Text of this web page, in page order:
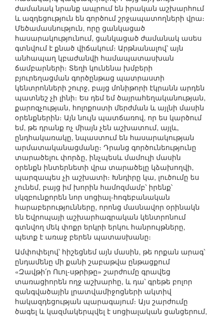
ժամանակ նրանք ապրում են իրական աշխարհում
և ազդեցություն են գործում շրջապատողների վրա։
Մեծամասնություն, որը ցանկացած
հասարակությունում, ցանկացած ժամանակ ասես
գտնվում է քնած վիճակում։ Արթնանալով՝ այն
անհապաղ կբաժանվի համապատասխան
ճամբարների։ Տեղի կունենա խմբերի
բյուրեղացման գործընթաց պատրաստի
կենտրոնների շուրջ, բայց մոնիթորի էկրանն արդեն
պատնեշ չի լինի։ Ես դեմ եմ ծայրահեղականության,
քարոզչության, հոլոքոստի մերժման և այլնի մասին
օրենքներին։ Այն նույն պատճառով, որ ես կարծում
եմ, թե դրանք ոչ միայն չեն աշխատում, այլև,
ընդհակառակը, նպաստում են հասարակության
արմատականացմանը։ Դրանց գործունեությունը
տարածելու փորձը, ինչպեսև մամուլի մասին
օրենքն ինտերնետի վրա տարածելը կձախողվի,
պարզապես չի աշխատի։ Խնդիրը կա, լուծումը ես
չունեմ, բայց իմ խորին համոզմամբ՝ իրենք՝
սկզբունքորեն նոր սոցիալ-հոգեբանական
հարաբերությունները, որոնց մասնավոր օրինակն
են Եվրոպայի աշխարհագրական կենտրոնում
գտնվող մեկ փոքր երկրի երկու հանրույթները,
պետք է առաջ բերեն պատասխանը։
Ամփոփելով՝ հիշեցնեմ այն մասին, թե որքան արագ՝
ընդամենը մի քանի շաբաթվա ընթացքում
«Զավթի՛ր Ուոլ-սթրիթը» շարժումը գրավեց
տառացիորեն ողջ աշխարհը, և դա՝ գրեթե բոլոր
զանգվածային լրատվամիջոցների ակտիվ
հակազդեցության պարագայում։ Այս շարժումը
ծագել և կազմակերպվել է սոցիալական ցանցերում,